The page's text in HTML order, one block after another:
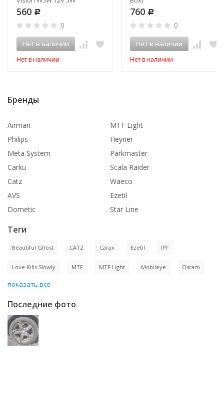
560 Р
0
Нет в наличии
Нет в наличии
760 Р
0
Нет в наличии
Нет в наличии
Бренды
Airman
MTF Light
Philips
Heyner
Meta System
Parkmaster
Carku
Scala Raider
Catz
Waeco
AVS
Ezetil
Dometic
Star Line
Теги
Beautiful Ghost CATZ Carax Ezetil IPF
Love Kills Slowly MTF MTF Light Mobileye Osram
показать все
Последние фото